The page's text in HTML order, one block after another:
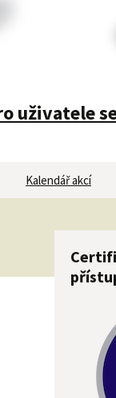
uživatele
Kalendář akcí